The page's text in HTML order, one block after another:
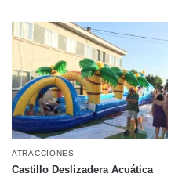
ATRACCIONES
Castillo Deslizadera Acuática